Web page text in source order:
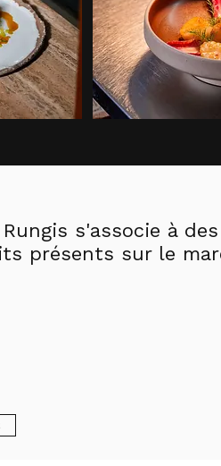
s'associe à
présents sur le